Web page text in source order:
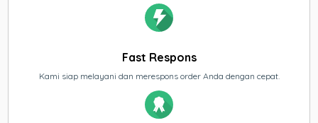
Fast Respons
Kami siap melayani dan merespons order Anda dengan cepat.